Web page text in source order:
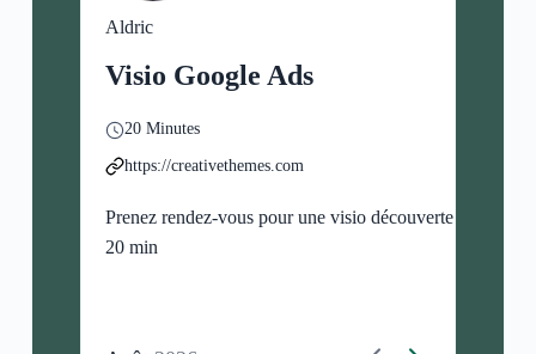
Aldric
Visio Google Ads
20 Minutes
https://creativethemes.com
Prenez rendez-vous pour une visio découverte de
20 min